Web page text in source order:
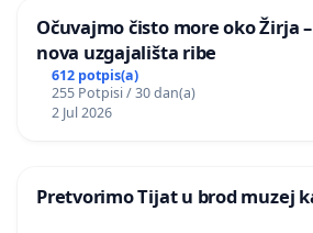
Očuvajmo čisto more oko Žirja
nova uzgajališta ribe
612 potpis(a)
255 Potpisi / 30 dan(a)
2 Jul 2026
Pretvorimo Tijat u brod muzej